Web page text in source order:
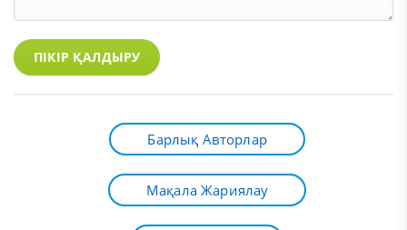
ПІКІР ҚАЛДЫРУ
Барлық Авторлар
Мақала Жариялау